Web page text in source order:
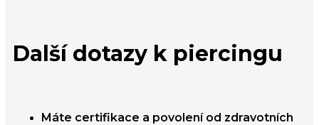
Další dotazy k piercingu
Máte certifikace a povolení od zdravotních